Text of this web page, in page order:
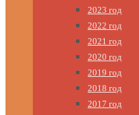
2023 год
2022 год
2021 год
2020 год
2019 год
2018 год
2017 год